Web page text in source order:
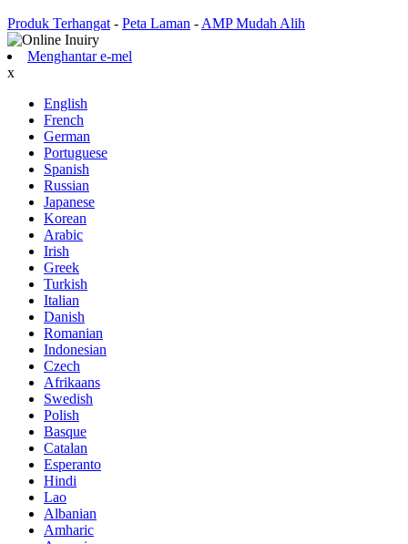
Produk Terhangat - Peta Laman - AMP Mudah Alih
Menghantar e-mel
x
English
French
German
Portuguese
Spanish
Russian
Japanese
Korean
Arabic
Irish
Greek
Turkish
Italian
Danish
Romanian
Indonesian
Czech
Afrikaans
Swedish
Polish
Basque
Catalan
Esperanto
Hindi
Lao
Albanian
Amharic